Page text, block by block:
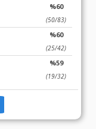
%60
(50/83)
%60
(25/42)
%59
(19/32)